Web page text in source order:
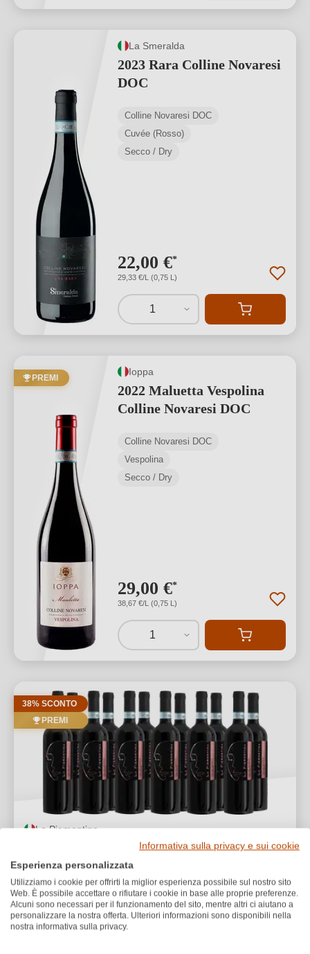
La Smeralda
2023 Rara Colline Novaresi
DOC
Colline Novaresi DOC
Cuvée (Rosso)
Secco / Dry
22,00 €*
29,33 €/L (0,75 L)
1
PREMI
Ioppa
2022 Maluetta Vespolina
Colline Novaresi DOC
Colline Novaresi DOC
Vespolina
Secco / Dry
29,00 €*
38,67 €/L (0,75 L)
1
38% SCONTO
PREMI
La Piemontina
Box Promozionale Colline Novaresi DOC
210,00 €
129,00 €*
14,33 €/L (9 L)
Informativa sulla privacy e sui cookie
Esperienza personalizzata
Utilizziamo i cookie per offrirti la miglior esperienza possibile sul nostro sito
Web. È possibile accettare o rifiutare i cookie in base alle proprie preferenze.
Alcuni sono necessari per il funzionamento del sito, mentre altri ci aiutano a
personalizzare la nostra offerta. Ulteriori informazioni sono disponibili nella
nostra informativa sulla privacy.